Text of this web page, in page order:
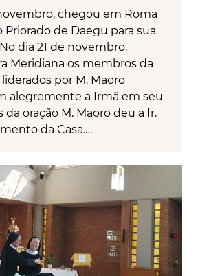
chegou em Roma
Priorado de Daegu para sua
dia 21 de novembro,
Meridiana os membros da
por M. Maoro
alegremente a Irmã em seu
oração M. Maoro deu a Ir.
da Casa.…